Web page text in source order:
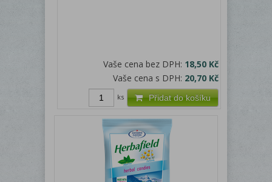
Vaše cena bez DPH: 18,50 Kč
Vaše cena s DPH: 20,70 Kč
Přidat do košíku
ks